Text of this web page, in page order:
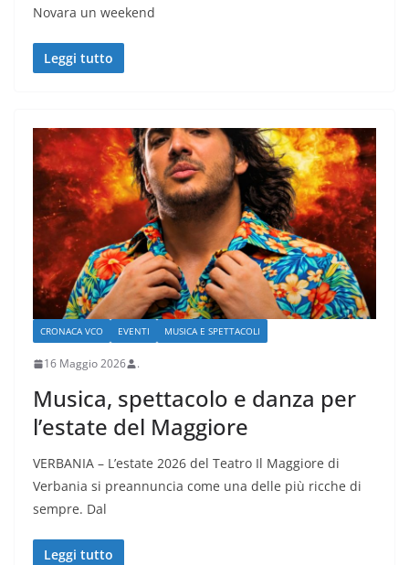
Novara un weekend
Leggi tutto
CRONACA VCO EVENTI MUSICA E SPETTACOLI
16 Maggio 2026 .
Musica, spettacolo e danza per
l’estate del Maggiore
VERBANIA – L’estate 2026 del Teatro Il Maggiore di
Verbania si preannuncia come una delle più ricche di
sempre. Dal
Leggi tutto